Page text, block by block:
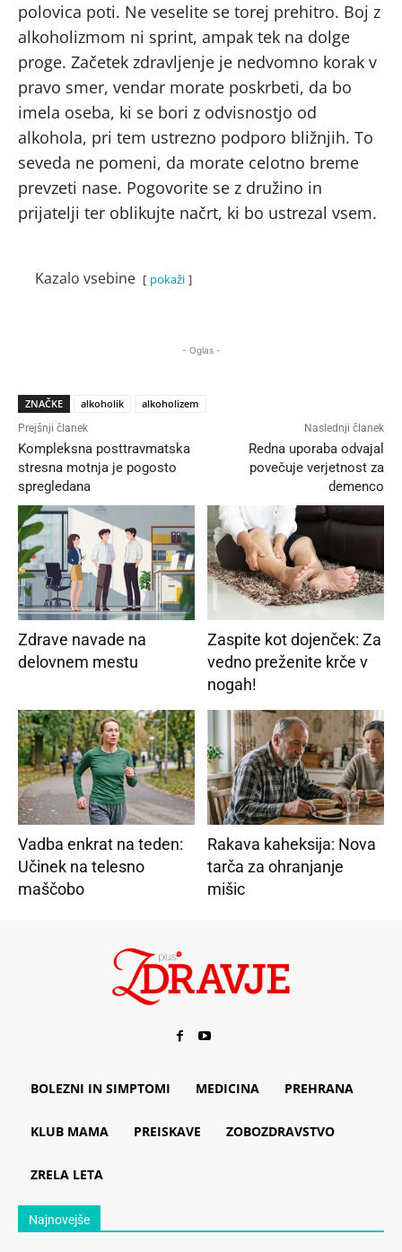
polovica poti. Ne veselite se torej prehitro. Boj z
alkoholizmom ni sprint, ampak tek na dolge
proge. Začetek zdravljenje je nedvomno korak v
pravo smer, vendar morate poskrbeti, da bo
imela oseba, ki se bori z odvisnostjo od
alkohola, pri tem ustrezno podporo bližnjih. To
seveda ne pomeni, da morate celotno breme
prevzeti nase. Pogovorite se z družino in
prijatelji ter oblikujte načrt, ki bo ustrezal vsem.
Kazalo vsebine pokaži
- Oglas -
ZNAČKE alkoholik alkoholizem
Prejšnji članek
Kompleksna posttravmatska
stresna motnja je pogosto
spregledana
Naslednji članek
Redna uporaba odvajal
povečuje verjetnost za
demenco
Zdrave navade na
delovnem mestu
Zaspite kot dojenček: Za
vedno preženite krče v
nogah!
Vadba enkrat na teden:
Učinek na telesno
maščobo
Rakava kaheksija: Nova
tarča za ohranjanje
mišic
BOLEZNI IN SIMPTOMI MEDICINA PREHRANA
KLUB MAMA PREISKAVE ZOBOZDRAVSTVO
ZRELA LETA
Najnovejše